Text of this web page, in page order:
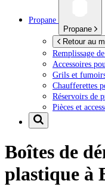
Propane
Propane
Retour au
Remplissage
Accessoires
Grils et
Chaufferettes
Réservoirs de
Pièces et
Boîtes de
plastique à